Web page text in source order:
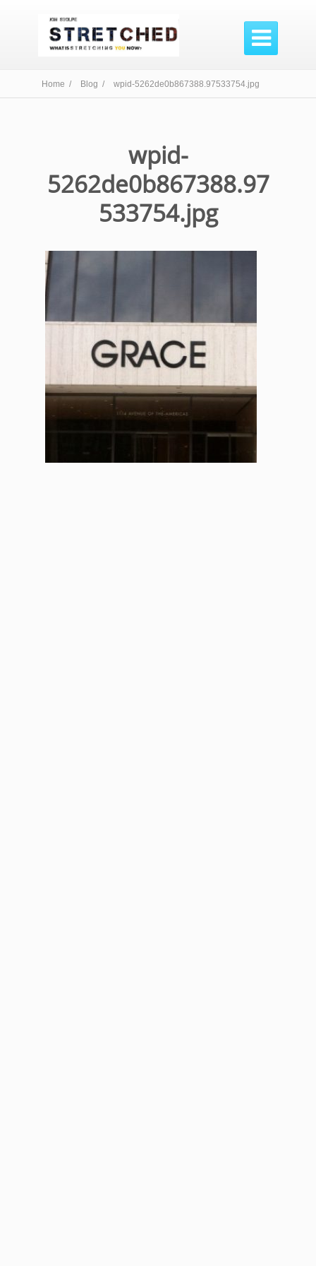

Home / Blog / wpid-5262de0b867388.97533754.jpg
wpid-
5262de0b867388.97
533754.jpg